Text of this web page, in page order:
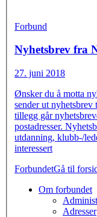
Forbund
Nyhetsbrev fra
27. juni 2018
Ønsker du å motta
sender ut nyhetsbrev
tillegg går
postadresser.
utdanning, klubb-/
interessert
ForbundetGå til
Om forbundet
Adresser